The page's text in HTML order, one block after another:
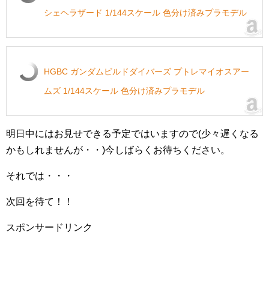
シェヘラザード 1/144スケール 色分け済みプラモデル
HGBC ガンダムビルドダイバーズ プトレマイオスアー
ムズ 1/144スケール 色分け済みプラモデル
明日中にはお見せできる予定ではいますので(少々遅くなる
かもしれませんが・・)今しばらくお待ちください。
それでは・・・
次回を待て！！
スポンサードリンク